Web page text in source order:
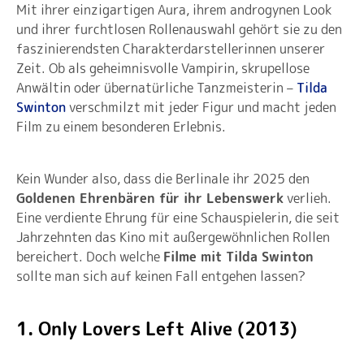
Mit ihrer einzigartigen Aura, ihrem androgynen Look
und ihrer furchtlosen Rollenauswahl gehört sie zu den
faszinierendsten Charakterdarstellerinnen unserer
Zeit. Ob als geheimnisvolle Vampirin, skrupellose
Anwältin oder übernatürliche Tanzmeisterin – Tilda
Swintonverschmilzt mit jeder Figur und macht jeden
Film zu einem besonderen Erlebnis.
Kein Wunder also, dass die Berlinale ihr 2025 den
Goldenen Ehrenbären für ihr Lebenswerkverlieh.
Eine verdiente Ehrung für eine Schauspielerin, die seit
Jahrzehnten das Kino mit außergewöhnlichen Rollen
bereichert. Doch welche Filme mit Tilda Swinton
sollte man sich auf keinen Fall entgehen lassen?
1. Only Lovers Left Alive (2013)